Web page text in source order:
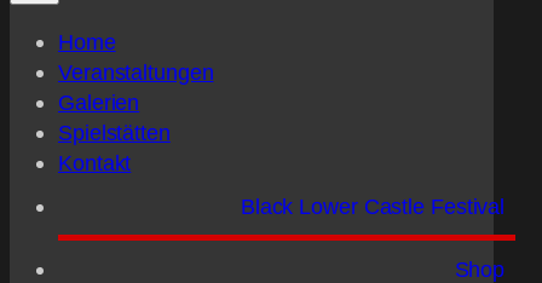
Home
Veranstaltungen
Galerien
Spielstätten
Kontakt
Black Lower Castle Festival
Shop